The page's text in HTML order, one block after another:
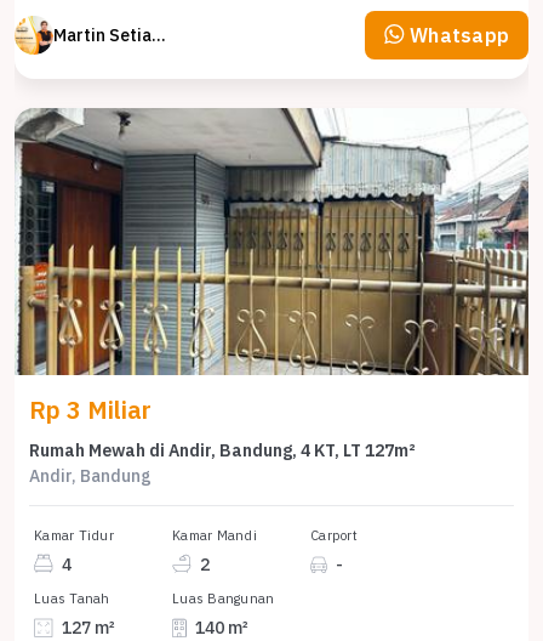
Martin Setiawan Tjandra Whatsapp
Rp 3 Miliar
Rumah Mewah di Andir, Bandung, 4 KT, LT 127m²
Andir, Bandung
Kamar Tidur
4
Kamar Mandi
2
Carport
-
Luas Tanah
127 m²
Luas Bangunan
140 m²